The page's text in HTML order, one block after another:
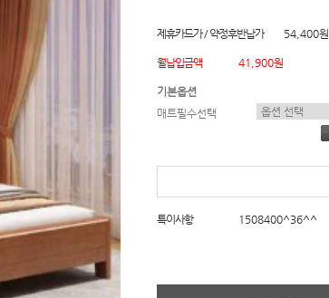
제휴카드가 / 약정후반납가 54,400원
월납입금액 41,900원
기본옵션
매트필수선택
특이사항 1508400^36^^